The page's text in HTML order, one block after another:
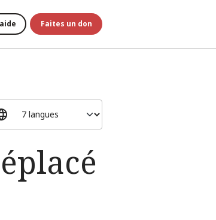
Faites un don